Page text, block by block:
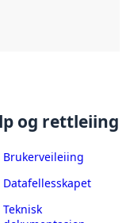
og rettleiing
Brukerveileiing
Datafellesskapet
Teknisk